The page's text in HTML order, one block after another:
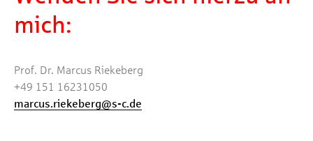
mich:
Prof. Dr. Marcus Riekeberg
+49 151 16231050
marcus.riekeberg@s-c.de